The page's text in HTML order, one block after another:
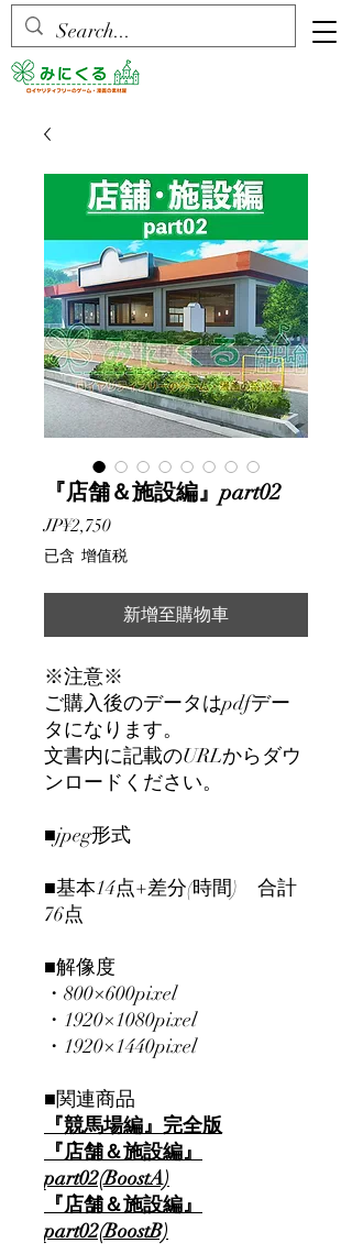
『店舗＆施設編』part02
JP¥2,750價
格
已含 增值税
新增至購物車
※注意※
ご購入後のデータはpdfデー
タになります。
文書内に記載のURLからダウ
ンロードください。
■jpeg形式
■基本14点+差分(時間) 合計
76点
■解像度
・800×600pixel
・1920×1080pixel
・1920×1440pixel
■関連商品
『競馬場編』完全版
『店舗＆施設編』
part02(BoostA)
『店舗＆施設編』
part02(BoostB)